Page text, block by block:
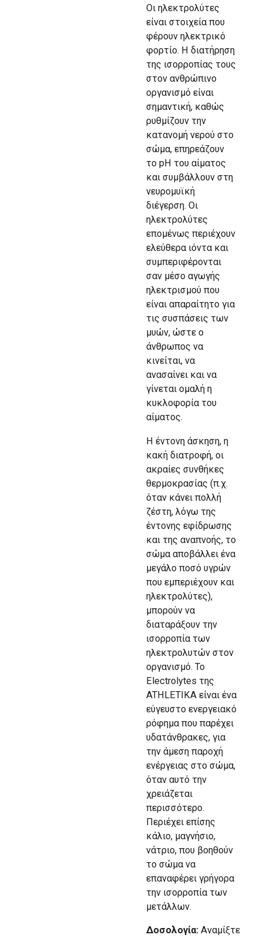
Οι ηλεκτρολύτες
είναι στοιχεία που
φέρουν ηλεκτρικό
φορτίο. Η διατήρηση
της ισορροπίας τους
στον ανθρώπινο
οργανισμό είναι
σημαντική, καθώς
ρυθμίζουν την
κατανομή νερού στο
σώμα, επηρεάζουν
το pH του αίματος
και συμβάλλουν στη
νευροµυϊκή
διέγερση. Οι
ηλεκτρολύτες
επομένως περιέχουν
ελεύθερα ιόντα και
συμπεριφέρονται
σαν μέσο αγωγής
ηλεκτρισμού που
είναι απαραίτητο για
τις συσπάσεις των
μυών, ώστε ο
άνθρωπος να
κινείται, να
ανασαίνει και να
γίνεται ομαλή η
κυκλοφορία του
αίματος.
Η έντονη άσκηση, η
κακή διατροφή, οι
ακραίες συνθήκες
θερμοκρασίας (π.χ.
όταν κάνει πολλή
ζέστη, λόγω της
έντονης εφίδρωσης
και της αναπνοής, το
σώμα αποβάλλει ένα
μεγάλο ποσό υγρών
που εμπεριέχουν και
ηλεκτρολύτες),
μπορούν να
διαταράξουν την
ισορροπία των
ηλεκτρολυτών στον
οργανισμό. Το
Electrolytes της
ATHLETIKA είναι ένα
εύγευστο ενεργειακό
ρόφημα που παρέχει
υδατάνθρακες, για
την άμεση παροχή
ενέργειας στο σώμα,
όταν αυτό την
χρειάζεται
περισσότερο.
Περιέχει επίσης
κάλιο, μαγνήσιο,
νάτριο, που βοηθούν
το σώμα να
επαναφέρει γρήγορα
την ισορροπία των
μετάλλων.
Δοσολογία: Αναμίξτε